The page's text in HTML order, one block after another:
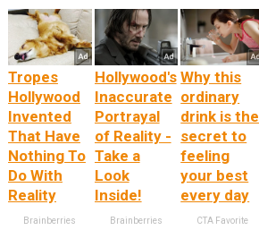
Tropes
Hollywood
Invented
That Have
Nothing To
Do With
Reality
Brainberries
Hollywood's
Inaccurate
Portrayal
of Reality -
Take a
Look
Inside!
Brainberries
Why this
ordinary
drink is the
secret to
feeling
your best
every day
CTA Favorite